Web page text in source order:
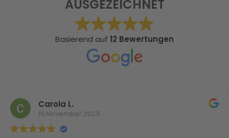
AUSGEZEICHNET
Basierend auf 12 Bewertungen
Carola L.
19 November 2023